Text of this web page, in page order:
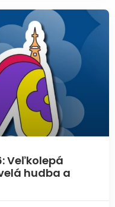
Veľkolepá
hudba a